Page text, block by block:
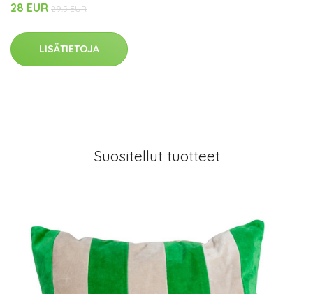
28 EUR 29.5 EUR
LISÄTIETOJA
Suositellut tuotteet